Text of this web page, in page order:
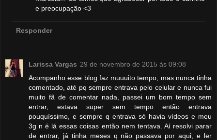
e preocupação <3
Responder
Larissa Vargas 29 de novembro de 2015 às 09:08
Acompanho esse blog faz muuuito tempo, mas nunca tinha
comentado, até pq sempre entrava pelo celular e nunca fui
muito fã de comentar nada, passei um bom tempo sem
entrar, estava super sem tempo então entrava
pouquíssimo, e sempre q entrava só havia vídeos e meu
3g n é lá essas coisas então nem tentava. Aí resolvi parar
de entrar, já tinha meses q não passava por aqui, e ler